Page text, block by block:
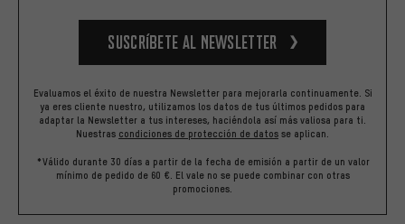
Suscríbete al newsletter
Evaluamos el éxito de nuestra Newsletter para mejorarla continuamente. Si
ya eres cliente nuestro, utilizamos los datos de tus últimos pedidos para
adaptar la Newsletter a tus intereses, haciéndola así más valiosa para ti.
Nuestras condiciones de protección de datos se aplican.
*Válido durante 30 días a partir de la fecha de emisión a partir de un valor
mínimo de pedido de 60 €. El vale no se puede combinar con otras
promociones.